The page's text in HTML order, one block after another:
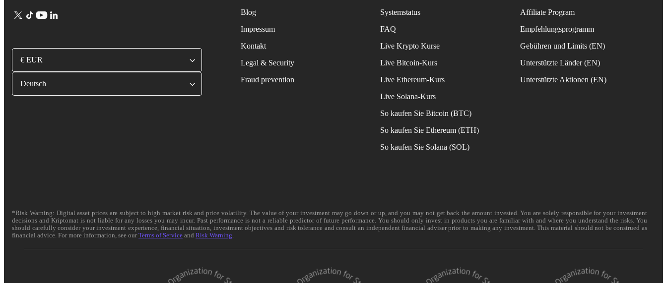
€ EUR
Deutsch
Blog
Impressum
Kontakt
Legal & Security
Fraud prevention
Systemstatus
FAQ
Live Krypto Kurse
Live Bitcoin-Kurs
Live Ethereum-Kurs
Live Solana-Kurs
So kaufen Sie Bitcoin (BTC)
So kaufen Sie Ethereum (ETH)
So kaufen Sie Solana (SOL)
Affiliate Program
Empfehlungsprogramm
Gebühren und Limits (EN)
Unterstützte Länder (EN)
Unterstützte Aktionen (EN)
*Risk Warning: Digital asset prices are subject to high market risk and price volatility. The value of your investment may go down or up, and you may not get back the amount invested. You are solely responsible for your investment
decisions and Kriptomat is not liable for any losses you may incur. Past performance is not a reliable predictor of future performance. You should only invest in products you are familiar with and where you understand the risks. You
should carefully consider your investment experience, financial situation, investment objectives and risk tolerance and consult an independent financial adviser prior to making any investment. This material should not be construed as
financial advice. For more information, see ourTerms of Service and Risk Warning